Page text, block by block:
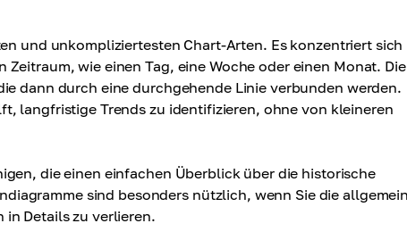
und unkompliziertesten Chart-Arten. Es konzentriert sich
wie einen Tag, eine Woche oder einen Monat. Die
dann durch eine durchgehende Linie verbunden werden.
langfristige Trends zu identifizieren, ohne von kleineren
die einen einfachen Überblick über die historische
sind besonders nützlich, wenn Sie die
Details zu verlieren.